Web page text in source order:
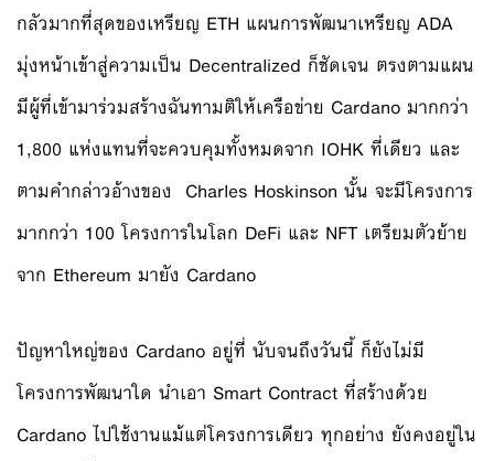
กลัวมากที่สุดของเหรียญ ETH แผนการพัฒนาเหรียญ ADA
มุ่งหน้าเข้าสู่ความเป็น Decentralized ก็ชัดเจน ตรงตามแผน
มีผู้ที่เข้ามาร่วมสร้างฉันทามติให้เครือข่าย Cardano มากกว่า
1,800 แห่งแทนที่จะควบคุมทั้งหมดจาก IOHK ที่เดียว และ
ตามคำกล่าวอ้างของ Charles Hoskinson นั้น จะมีโครงการ
มากกว่า 100 โครงการในโลก DeFi และ NFT เตรียมตัวย้าย
จาก Ethereum มายัง Cardano
ปัญหาใหญ่ของ Cardano อยู่ที่ นับจนถึงวันนี้ ก็ยังไม่มี
โครงการพัฒนาใด นำเอา Smart Contract ที่สร้างด้วย
Cardano ไปใช้งานแม้แต่โครงการเดียว ทุกอย่าง ยังคงอยู่ใน